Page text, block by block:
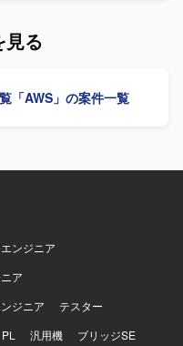
管理／IaC：Terraform
SCPの設計・検証・適
を担当していただきま
フラコードのレビュー
つつ、AWSマルチア
。新しいサービスやツ
だける方が望ましいで
設計・運用に携わるこ
CNAPP、IaC、CI/CDな
見る
「AWS」の案件一覧
ンジニア
ア
ジニア
テスター
PL 汎用機
ブリッジSE